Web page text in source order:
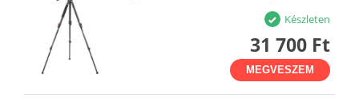
Készleten
31 700 Ft
MEGVESZEM